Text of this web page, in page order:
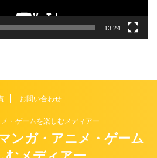
13:24
お問い合わせ
・ゲームを楽しむメディアー
ンガ・アニメ・ゲーム